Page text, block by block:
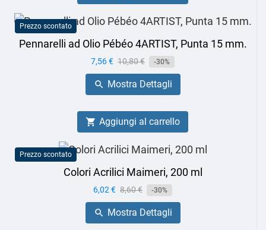
Prezzo scontato
Pennarelli ad Olio Pébéo 4ARTIST, Punta 15 mm.
Prezzo
7,56 € Prezzo
base
10,80 € -30%
 Mostra Dettagli
 Aggiungi al carrello
Prezzo scontato
Colori Acrilici Maimeri, 200 ml
Prezzo
6,02 € Prezzo
base
8,60 € -30%
 Mostra Dettagli